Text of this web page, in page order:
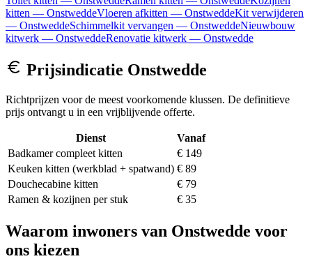
kitten — OnstweddeVloeren afkitten — OnstweddeKit verwijderen
— OnstweddeSchimmelkit vervangen — OnstweddeNieuwbouw
kitwerk — OnstweddeRenovatie kitwerk — Onstwedde
Prijsindicatie Onstwedde
Richtprijzen voor de meest voorkomende klussen. De definitieve
prijs ontvangt u in een vrijblijvende offerte.
Dienst
Vanaf
Badkamer compleet kitten
€ 149
Keuken kitten (werkblad + spatwand) € 89
Douchecabine kitten
€ 79
Ramen & kozijnen per stuk
€ 35
Waarom inwoners van Onstwedde voor
ons kiezen